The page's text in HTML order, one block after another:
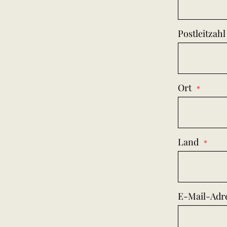
Postleitzahl
Ort
Land
E-Mail-